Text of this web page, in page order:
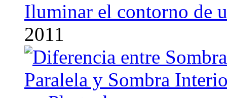
Iluminar el contorno de
2011